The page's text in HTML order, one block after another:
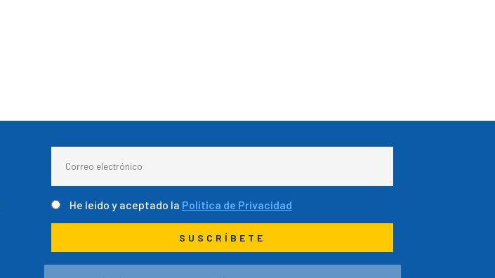
He leído y aceptado la Política de Privacidad